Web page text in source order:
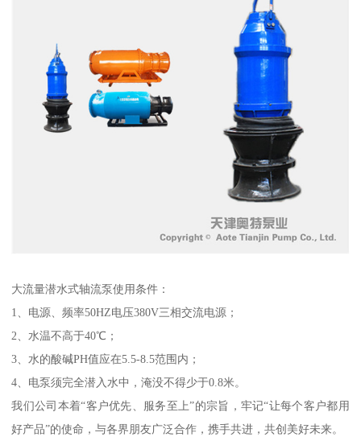
大流量潜水式轴流泵使用条件：
1、电源、频率50HZ电压380V三相交流电源；
2、水温不高于40℃；
3、水的酸碱PH值应在5.5-8.5范围内；
4、电泵须完全潜入水中，淹没不得少于0.8米。
我们公司本着“客户优先、服务至上”的宗旨，牢记“让每个客户都用
好产品”的使命，与各界朋友广泛合作，携手共进，共创美好未来。